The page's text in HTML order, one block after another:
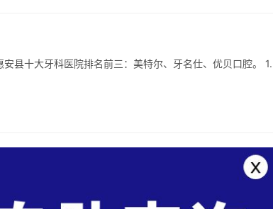
县十大牙科医院排名前三：美特尔、牙名仕、优贝口腔。 1.